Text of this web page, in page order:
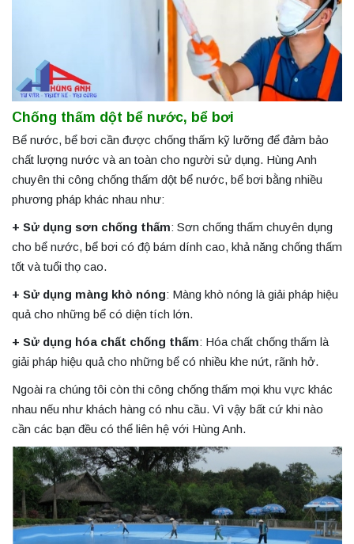
Chống thấm dột bể nước, bể bơi
Bể nước, bể bơi cần được chống thấm kỹ lưỡng để đảm bảo
chất lượng nước và an toàn cho người sử dụng. Hùng Anh
chuyên thi công chống thấm dột bể nước, bể bơi bằng nhiều
phương pháp khác nhau như:
+ Sử dụng sơn chống thấm: Sơn chống thấm chuyên dụng
cho bể nước, bể bơi có độ bám dính cao, khả năng chống thấm
tốt và tuổi thọ cao.
+ Sử dụng màng khò nóng: Màng khò nóng là giải pháp hiệu
quả cho những bể có diện tích lớn.
+ Sử dụng hóa chất chống thấm: Hóa chất chống thấm là
giải pháp hiệu quả cho những bể có nhiều khe nứt, rãnh hở.
Ngoài ra chúng tôi còn thi công chống thấm mọi khu vực khác
nhau nếu như khách hàng có nhu cầu. Vì vậy bất cứ khi nào
cần các bạn đều có thể liên hệ với Hùng Anh.